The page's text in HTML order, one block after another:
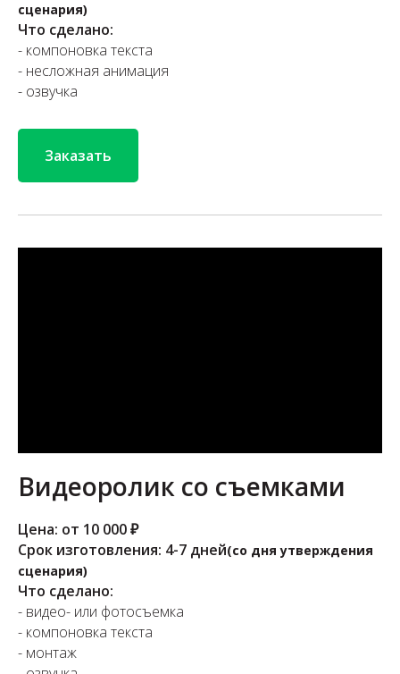
сценария)
Что сделано:
- компоновка текста
- несложная анимация
- озвучка
Заказать
Видеоролик со съемками
Цена: от 10 000 ₽
Срок изготовления: 4-7 дней(со дня утверждения
сценария)
Что сделано:
- видео- или фотосъемка
- компоновка текста
- монтаж